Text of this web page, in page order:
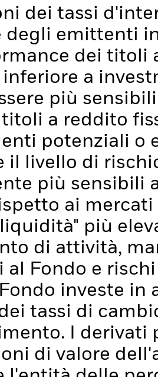
dei tassi
degli emittenti
dei titoli
a
più
a reddito
potenziali o
il livello di
più sensibili
ai
più
di attività,
al Fondo e
investe in
tassi di
I
di valore